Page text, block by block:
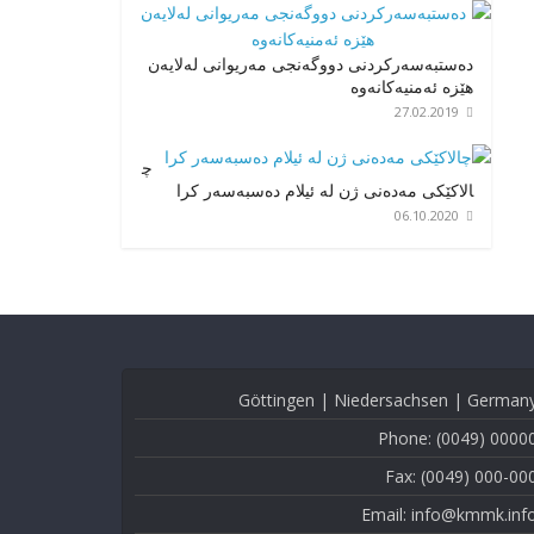
دەستبەسەرکردنی دووگەنجی مەریوانی لەلایەن
هێزە ئەمنیەکانەوە
27.02.2019
چ
الاکێکی مەدەنی ژن لە ئیلام دەسبەسەر کرا
06.10.2020
Göttingen | Niedersachsen |
Phone: (0049)
Fax: (0049) 000-
Email: